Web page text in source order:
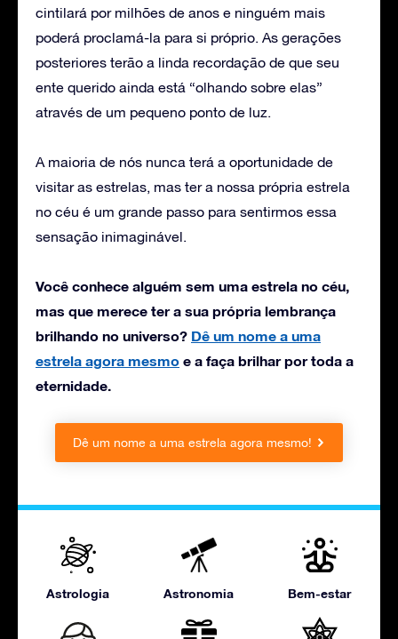
cintilará por milhões de anos e ninguém mais
poderá proclamá-la para si próprio. As gerações
posteriores terão a linda recordação de que seu
ente querido ainda está “olhando sobre elas”
através de um pequeno ponto de luz.
A maioria de nós nunca terá a oportunidade de
visitar as estrelas, mas ter a nossa própria estrela
no céu é um grande passo para sentirmos essa
sensação inimaginável.
Você conhece alguém sem uma estrela no céu,
mas que merece ter a sua própria lembrança
brilhando no universo? Dê um nome a uma
estrela agora mesmo e a faça brilhar por toda a
eternidade.
Dê um nome a uma estrela agora mesmo!
Astrologia Astronomia Bem-estar